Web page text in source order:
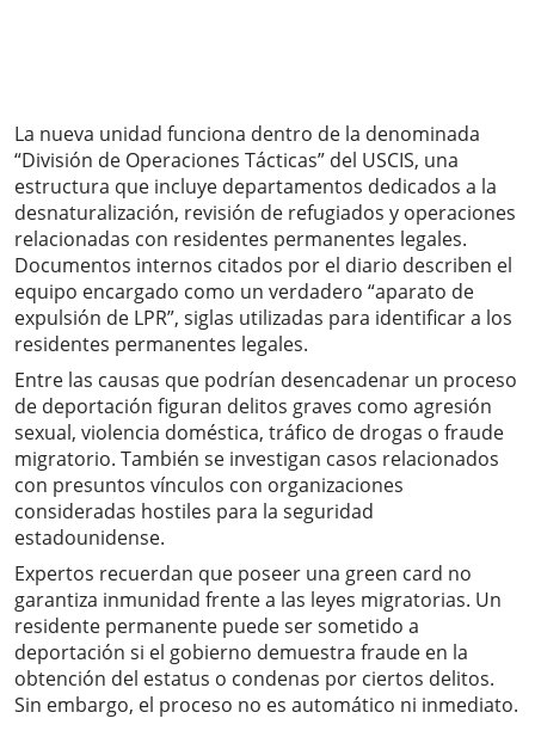
La nueva unidad funciona dentro de la denominada
“División de Operaciones Tácticas” del USCIS, una
estructura que incluye departamentos dedicados a la
desnaturalización, revisión de refugiados y operaciones
relacionadas con residentes permanentes legales.
Documentos internos citados por el diario describen el
equipo encargado como un verdadero “aparato de
expulsión de LPR”, siglas utilizadas para identificar a los
residentes permanentes legales.
Entre las causas que podrían desencadenar un proceso
de deportación figuran delitos graves como agresión
sexual, violencia doméstica, tráfico de drogas o fraude
migratorio. También se investigan casos relacionados
con presuntos vínculos con organizaciones
consideradas hostiles para la seguridad
estadounidense.
Expertos recuerdan que poseer una green card no
garantiza inmunidad frente a las leyes migratorias. Un
residente permanente puede ser sometido a
deportación si el gobierno demuestra fraude en la
obtención del estatus o condenas por ciertos delitos.
Sin embargo, el proceso no es automático ni inmediato.